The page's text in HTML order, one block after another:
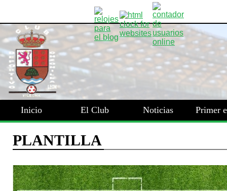
Inicio El Club Noticias Primer